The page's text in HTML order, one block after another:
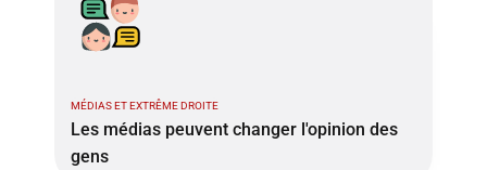
MÉDIAS ET EXTRÊME DROITE
Les médias peuvent changer l'opinion des
gens